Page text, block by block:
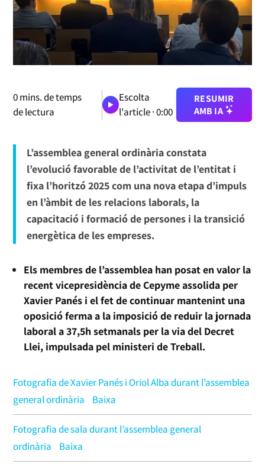
0mins. de temps
de lectura
Escolta
l'article ·0:00
RESUMIR
AMB IA
L’assemblea general ordinària constata
l’evolució favorable de l’activitat de l’entitat i
fixa l’horitzó 2025 com una nova etapa d’impuls
en l’àmbit de les relacions laborals, la
capacitació i formació de persones i la transició
energètica de les empreses.
Els membres de l’assemblea han posat en valor la
recent vicepresidència de Cepyme assolida per
Xavier Panés i el fet de continuar mantenint una
oposició ferma a la imposició de reduir la jornada
laboral a 37,5h setmanals per la via del Decret
Llei, impulsada pel ministeri de Treball.
Fotografia de Xavier Panés i Oriol Alba durant l’assemblea
general ordinària
Baixa
Fotografia de sala durant l’assemblea general
ordinària
Baixa